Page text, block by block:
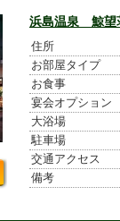
浜島温泉 鯨望
住所
お部屋タイプ
お食事
宴会オプション
大浴場
駐車場
交通アクセス
備考